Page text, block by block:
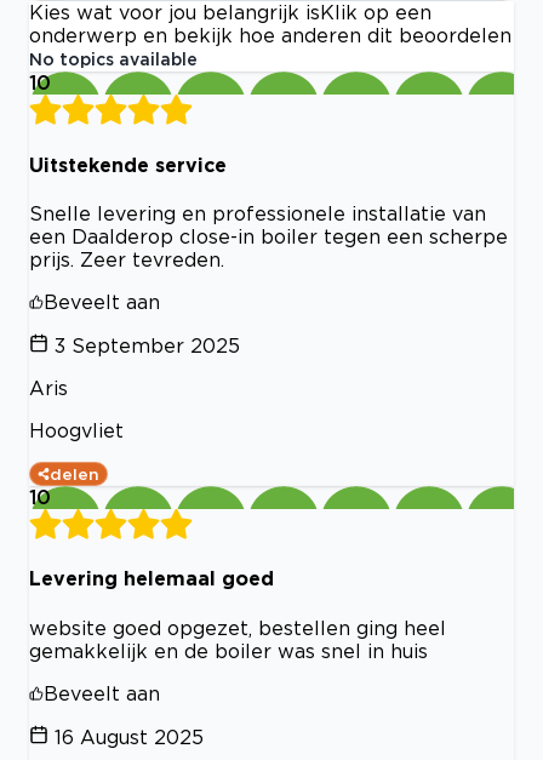
Kies wat voor jou belangrijk is Klik op een
onderwerp en bekijk hoe anderen dit beoordelen
No topics available
10
Uitstekende service
Snelle levering en professionele installatie van
een Daalderop close-in boiler tegen een scherpe
prijs. Zeer tevreden.
Beveelt aan
3 September 2025
Aris
Hoogvliet
delen
10
Levering helemaal goed
website goed opgezet, bestellen ging heel
gemakkelijk en de boiler was snel in huis
Beveelt aan
16 August 2025